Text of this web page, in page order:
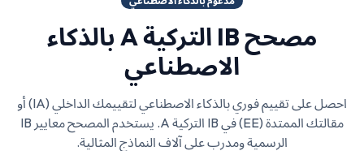
مصحح IB التركية A
بالذكاء
الاصطناعي
احصل على تقييم فوري بالذكاء الاصطناعي لتقييمك الداخلي (IA) أو
مقالتك الممتدة (EE) في
IB التركية A
. يستخدم المصحح معايير IB
الرسمية ومدرب على آلاف النماذج المثالية.